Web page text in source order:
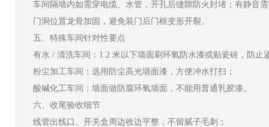
车间隔墙内如需穿电缆、水管，开孔后缝隙防火封堵；有静音
门洞位置龙骨加固，避免装门后门框变形开裂。
五、特殊车间针对性要点
有水 / 清洗车间：1.2 米以下墙面刷环氧防水漆或贴瓷砖，防止
粉尘加工车间：选用防尘高光墙面漆，方便冲水打扫；
酸碱化工车间：墙面做防腐环氧墙面，不能用普通乳胶漆。
六、收尾验收细节
线管出线口、开关盒周边收边平整，不留腻子毛刺；